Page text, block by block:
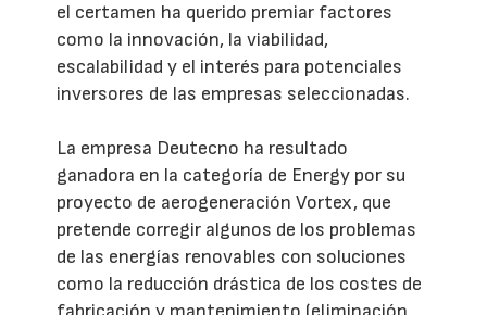
el certamen ha querido premiar factores
como la innovación, la viabilidad,
escalabilidad y el interés para potenciales
inversores de las empresas seleccionadas.
La empresa Deutecno ha resultado
ganadora en la categoría de Energy por su
proyecto de aerogeneración Vortex, que
pretende corregir algunos de los problemas
de las energías renovables con soluciones
como la reducción drástica de los costes de